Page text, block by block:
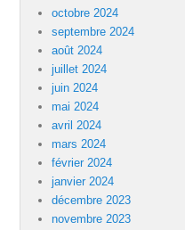
octobre 2024
septembre 2024
août 2024
juillet 2024
juin 2024
mai 2024
avril 2024
mars 2024
février 2024
janvier 2024
décembre 2023
novembre 2023